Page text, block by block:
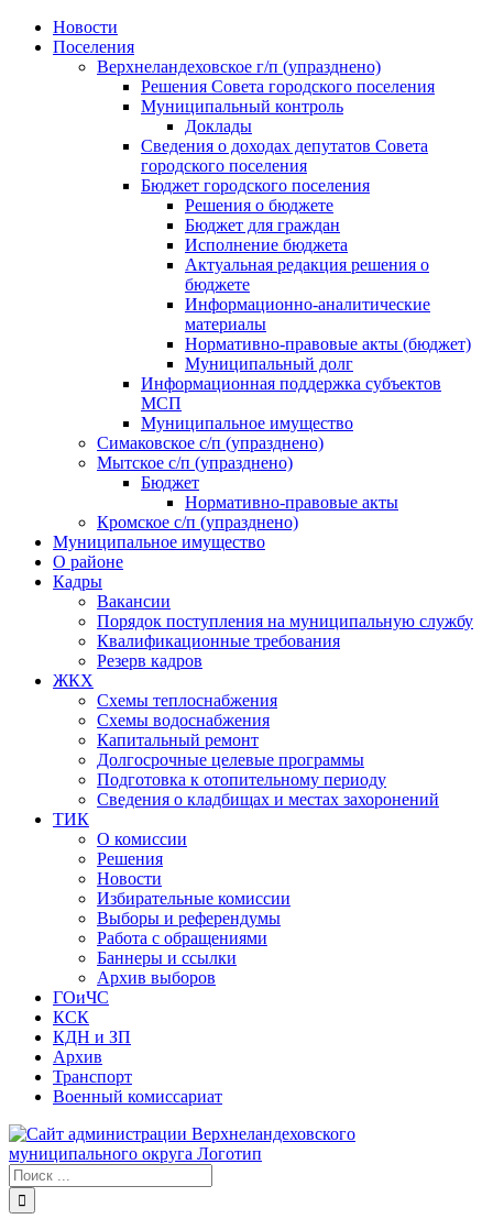
Skip
Новости
Поселения
Верхнеландеховское г/п (упразднено)
Решения Совета городского поселения
Муниципальный контроль
Доклады
Сведения о доходах депутатов Совета
городского поселения
Бюджет городского поселения
Решения о бюджете
Бюджет для граждан
Исполнение бюджета
Актуальная редакция решения о
бюджете
Информационно-аналитические
материалы
Нормативно-правовые акты (бюджет)
Муниципальный долг
Информационная поддержка субъектов
МСП
Муниципальное имущество
Симаковское с/п (упразднено)
Мытское с/п (упразднено)
Бюджет
Нормативно-правовые акты
Кромское с/п (упразднено)
Муниципальное имущество
О районе
Кадры
Вакансии
Порядок поступления на муниципальную службу
Квалификационные требования
Резерв кадров
ЖКХ
Схемы теплоснабжения
Схемы водоснабжения
Капитальный ремонт
Долгосрочные целевые программы
Подготовка к отопительному периоду
Сведения о кладбищах и местах захоронений
ТИК
О комиссии
Решения
Новости
Избирательные комиссии
Выборы и референдумы
Работа с обращениями
Баннеры и ссылки
Архив выборов
ГОиЧС
КСК
КДН и ЗП
Архив
Транспорт
Военный комиссариат
Результат
поиска: